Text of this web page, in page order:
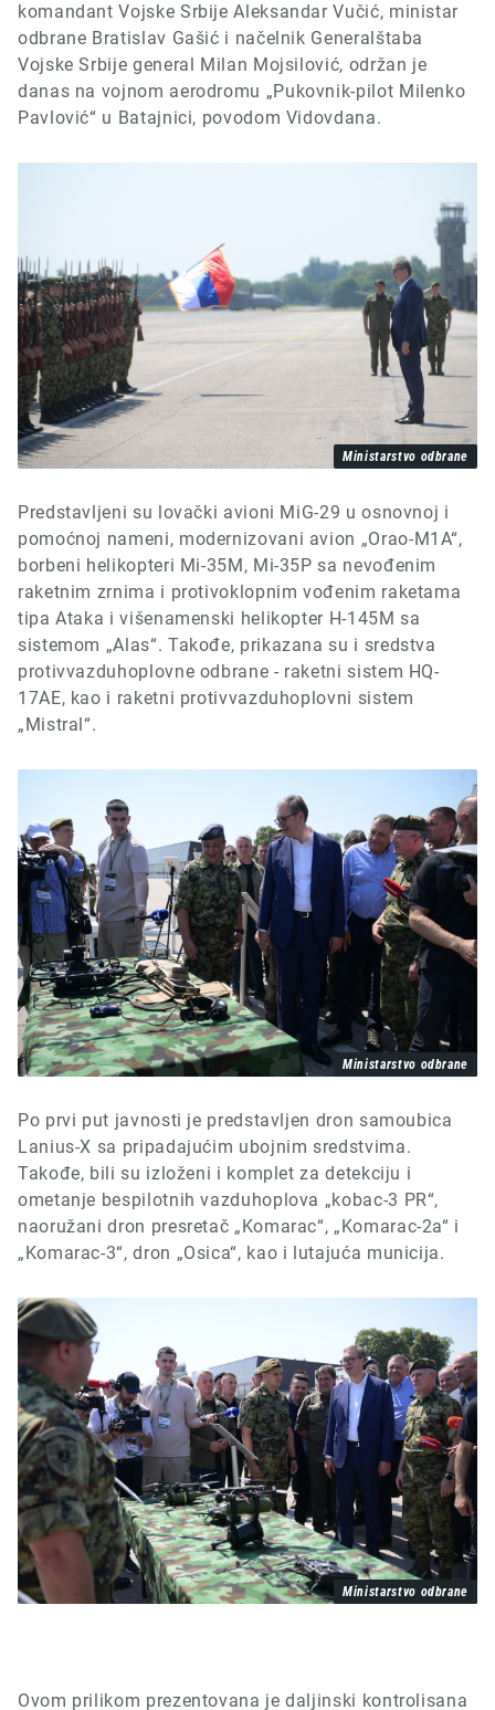
komandant Vojske Srbije Aleksandar Vučić, ministar
odbrane Bratislav Gašić i načelnik Generalštaba
Vojske Srbije general Milan Mojsilović, održan je
danas na vojnom aerodromu „Pukovnik-pilot Milenko
Pavlović“ u Batajnici, povodom Vidovdana.
Ministarstvo odbrane
Predstavljeni su lovački avioni MiG-29 u osnovnoj i
pomoćnoj nameni, modernizovani avion „Orao-M1A“,
borbeni helikopteri Mi-35M, Mi-35P sa nevođenim
raketnim zrnima i protivoklopnim vođenim raketama
tipa Ataka i višenamenski helikopter H-145M sa
sistemom „Alas“. Takođe, prikazana su i sredstva
protivvazduhoplovne odbrane - raketni sistem HQ-
17AE, kao i raketni protivvazduhoplovni sistem
„Mistral“.
Ministarstvo odbrane
Po prvi put javnosti je predstavljen dron samoubica
Lanius-X sa pripadajućim ubojnim sredstvima.
Takođe, bili su izloženi i komplet za detekciju i
ometanje bespilotnih vazduhoplova „kobac-3 PR“,
naoružani dron presretač „Komarac“, „Komarac-2a“ i
„Komarac-3“, dron „Osica“, kao i lutajuća municija.
Ministarstvo odbrane
Ovom prilikom prezentovana jedaljinski kontrolisana